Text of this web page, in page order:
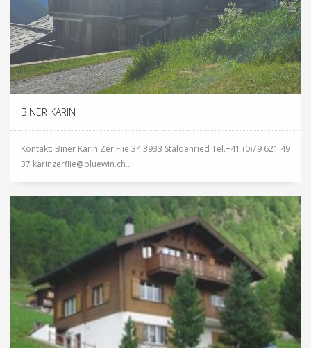
BINER KARIN
Kontakt: Biner Karin Zer Flie 34 3933 Staldenried Tel.+41 (0)79 621 49
37 karinzerflie@bluewin.ch...